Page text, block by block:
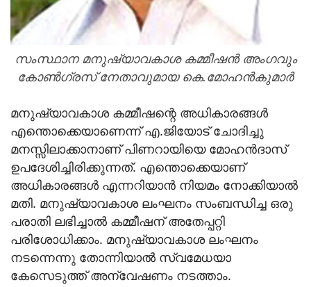
സംസ്ഥാന മനുഷ്യാവകാശ കമ്മീഷന്‍ അംഗവും
കോണ്‍ഗ്രസ് നേതാവുമായ കെ.മോഹന്‍കുമാര്‍
മനുഷ്യാവകാശ കമ്മീഷന്റെ അധികാരങ്ങള്‍
എന്തൊക്കെയാണെന്ന് എ.ജിയോട് ചോദിച്ചു
മനസ്സിലാക്കാനാണ് പിണറായിയെ മോഹന്‍ദാസ്
ഉപദേശിച്ചിരിക്കുന്നത്. എന്തൊക്കെയാണ്
അധികാരങ്ങള്‍ എന്നറിയാന്‍ നിയമം നോക്കിയാല്‍
മതി. മനുഷ്യാവകാശ ലംഘനം സംബന്ധിച്ച ഒരു
പരാതി ലഭിച്ചാല്‍ കമ്മീഷന് അതേപ്പറ്റി
പരിശോധിക്കാം. മനുഷ്യാവകാശ ലംഘനം
നടന്നെന്നു തോന്നിയാല്‍ സ്വമേധയാ
കേസെടുത്ത് അന്വേഷണം നടത്താം.